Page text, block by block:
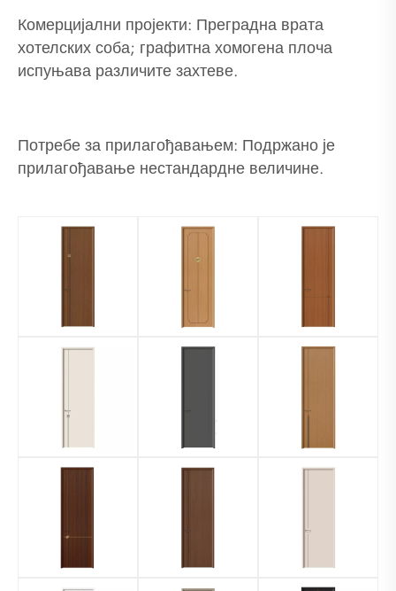
Комерцијални пројекти: Преградна врата
хотелских соба; графитна хомогена плоча
испуњава различите захтеве.
Потребе за прилагођавањем: Подржано је
прилагођавање нестандардне величине.